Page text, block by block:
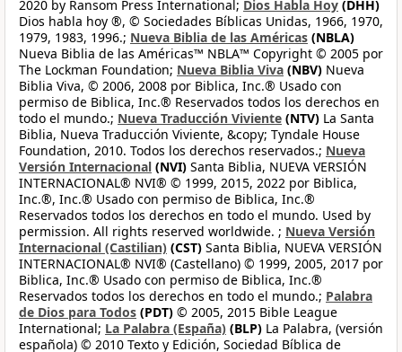
2020 by Ransom Press International; Dios Habla Hoy (DHH)
Dios habla hoy ®, © Sociedades Bíblicas Unidas, 1966, 1970,
1979, 1983, 1996.; Nueva Biblia de las Américas (NBLA)
Nueva Biblia de las Américas™ NBLA™ Copyright © 2005 por
The Lockman Foundation; Nueva Biblia Viva (NBV) Nueva
Biblia Viva, © 2006, 2008 por Biblica, Inc.® Usado con
permiso de Biblica, Inc.® Reservados todos los derechos en
todo el mundo.; Nueva Traducción Viviente (NTV) La Santa
Biblia, Nueva Traducción Viviente, &copy; Tyndale House
Foundation, 2010. Todos los derechos reservados.; Nueva
Versión Internacional (NVI) Santa Biblia, NUEVA VERSIÓN
INTERNACIONAL® NVI® © 1999, 2015, 2022 por Biblica,
Inc.®, Inc.® Usado con permiso de Biblica, Inc.®
Reservados todos los derechos en todo el mundo. Used by
permission. All rights reserved worldwide. ; Nueva Versión
Internacional (Castilian) (CST) Santa Biblia, NUEVA VERSIÓN
INTERNACIONAL® NVI® (Castellano) © 1999, 2005, 2017 por
Biblica, Inc.® Usado con permiso de Biblica, Inc.®
Reservados todos los derechos en todo el mundo.; Palabra
de Dios para Todos (PDT) © 2005, 2015 Bible League
International; La Palabra (España) (BLP) La Palabra, (versión
española) © 2010 Texto y Edición, Sociedad Bíblica de